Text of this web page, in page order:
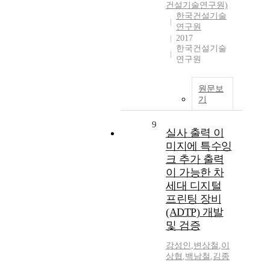
건설기술연구원)
한국건설기술
연구원
2017
한국건설기술
연구원
원문보
기
9
실사 출력 이
미지에 특수잉
크 추가 출력
이 가능한 차
세대 디지털
프린팅 장비
(ADTP) 개발
및 검증
강성인 ,변상철 ,이
상협 ,백남철 ,김종